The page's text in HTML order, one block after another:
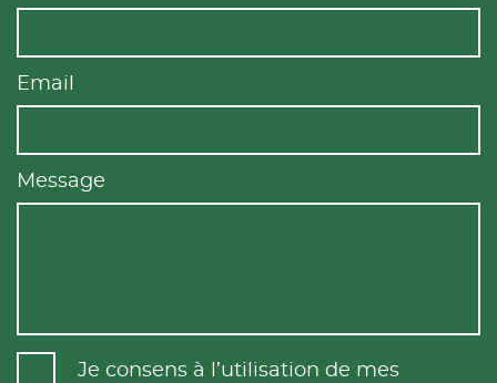
Email
Message
Je consens à l’utilisation de mes